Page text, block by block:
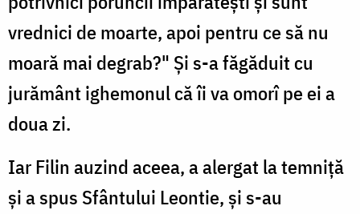
vrednici de moarte, apoi pentru ce să nu
moară mai degrab?" Și s-a făgăduit cu
jurământ ighemonul că îi va omorî pe ei a
doua zi.
Iar Filin auzind aceea, a alergat la temniță
și a spus Sfântului Leontie, și s-au